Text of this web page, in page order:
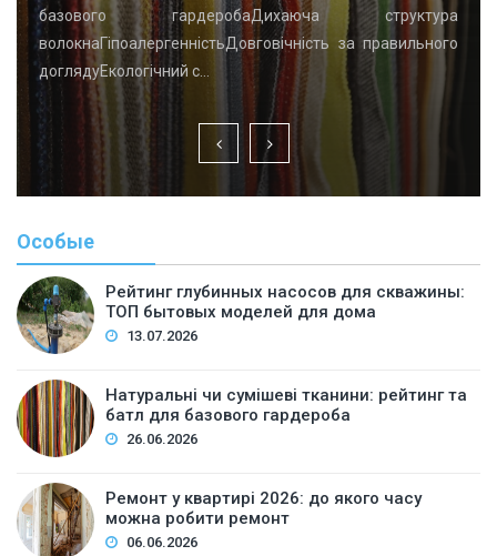
базового гардеробаДихаюча структура
волокнаГіпоалергенністьДовговічність за правильного
доглядуЕкологічний с…
Особые
Рейтинг глубинных насосов для скважины:
ТОП бытовых моделей для дома
13.07.2026
Натуральні чи сумішеві тканини: рейтинг та
батл для базового гардероба
26.06.2026
Ремонт у квартирі 2026: до якого часу
можна робити ремонт
06.06.2026